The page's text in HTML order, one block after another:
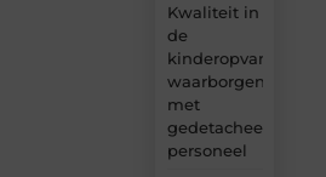
Kwaliteit in
de
kinderopvang
waarborgen
met
gedetacheerd
personeel